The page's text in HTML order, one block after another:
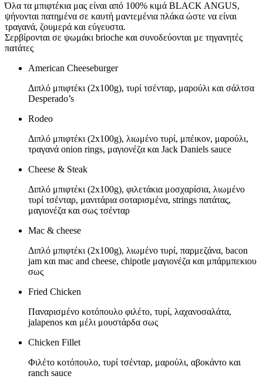
Όλα τα μπιφτέκια μας είναι από 100% κιμά BLACK ANGUS,
ψήνονται πατημένα σε καυτή μαντεμένια πλάκα ώστε να είναι
τραγανά, ζουμερά και εύγευστα.
Σερβίρονται σε ψωμάκι brioche και συνοδεύονται με τηγανητές
πατάτες
American Cheeseburger
Διπλό μπιφτέκι (2x100g), τυρί τσένταρ, μαρούλι και σάλτσα
Desperado’s
Rodeo
Διπλό μπιφτέκι (2x100g), λιωμένο τυρί, μπέικον, μαρούλι,
τραγανά onion rings, μαγιονέζα και Jack Daniels sauce
Cheese & Steak
Διπλό μπιφτέκι (2x100g), φιλετάκια μοσχαρίσια, λιωμένο
τυρί τσένταρ, μανιτάρια σοταρισμένα, strings πατάτας,
μαγιονέζα και σως τσένταρ
Mac & cheese
Διπλό μπιφτέκι (2x100g), λιωμένο τυρί, παρμεζάνα, bacon
jam και mac and cheese, chipotle μαγιονέζα και μπάρμπεκιου
σως
Fried Chicken
Παναρισμένο κοτόπουλο φιλέτο, τυρί, λαχανοσαλάτα,
jalapenos και μέλι μουστάρδα σως
Chicken Fillet
Φιλέτο κοτόπουλο, τυρί τσένταρ, μαρούλι, αβοκάντο και
ranch sauce